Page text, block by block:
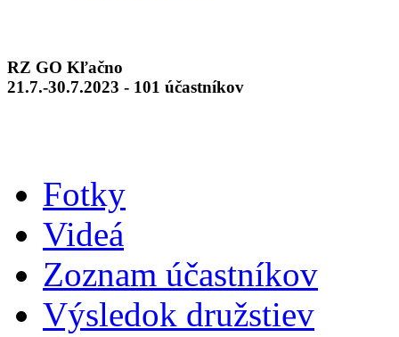
RZ GO Kľačno
21.7.-30.7.2023 - 101 účastníkov
Fotky
Videá
Zoznam účastníkov
Výsledok družstiev